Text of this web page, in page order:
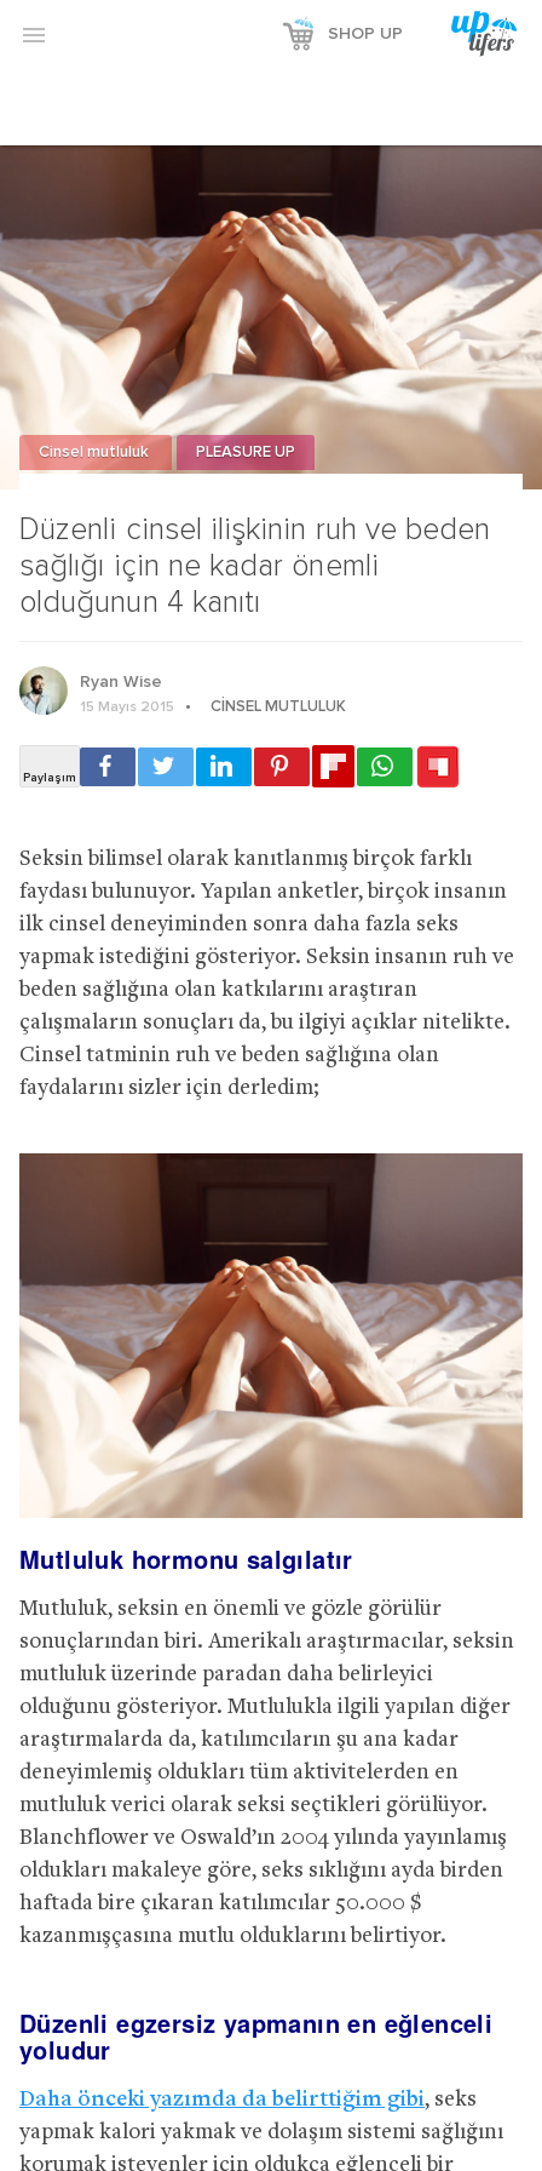
 SHOP UP
Düzenli cinsel ilişkinin ruh ve beden
sağlığı için ne kadar önemli
olduğunun 4 kanıtı
Cinsel mutluluk PLEASURE UP
Ryan Wise
15 Mayıs 2015 CINSEL MUTLULUK
Seksin bilimsel olarak kanıtlanmış birçok farklı
faydası bulunuyor. Yapılan anketler, birçok insanın
ilk cinsel deneyiminden sonra daha fazla seks
yapmak istediğini gösteriyor. Seksin insanın ruh ve
beden sağlığına olan katkılarını araştıran
çalışmaların sonuçları da, bu ilgiyi açıklar nitelikte.
Cinsel tatminin ruh ve beden sağlığına olan
faydalarını sizler için derledim;
Mutluluk hormonu salgılatır
Mutluluk, seksin en önemli ve gözle görülür
sonuçlarından biri. Amerikalı araştırmacılar, seksin
mutluluk üzerinde paradan daha belirleyici
olduğunu gösteriyor. Mutlulukla ilgili yapılan diğer
araştırmalarda da, katılımcıların şu ana kadar
deneyimlemiş oldukları tüm aktivitelerden en
mutluluk verici olarak seksi seçtikleri görülüyor.
Blanchflower ve Oswald’ın 2004 yılında yayınlamış
oldukları makaleye göre, seks sıklığını ayda birden
haftada bire çıkaran katılımcılar 50.000 $
kazanmışçasına mutlu olduklarını belirtiyor.
Düzenli egzersiz yapmanın en eğlenceli
yoludur
Daha önceki yazımda da belirttiğim gibi, seks
yapmak kalori yakmak ve dolaşım sistemi sağlığını
korumak isteyenler için oldukça eğlenceli bir